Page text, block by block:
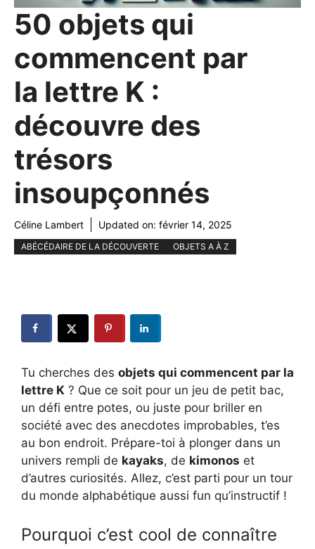
50 objets qui
commencent par
la lettre K :
découvre des
trésors
insoupçonnés
Céline Lambert Updated on: février 14, 2025
ABÉCÉDAIRE DE LA DÉCOUVERTE OBJETS A À Z
Tu cherches des objets qui commencent par la
lettre K ? Que ce soit pour un jeu de petit bac,
un défi entre potes, ou juste pour briller en
société avec des anecdotes improbables, t’es
au bon endroit. Prépare-toi à plonger dans un
univers rempli de kayaks, de kimonos et
d’autres curiosités. Allez, c’est parti pour un tour
du monde alphabétique aussi fun qu’instructif !
Pourquoi c’est cool de connaître